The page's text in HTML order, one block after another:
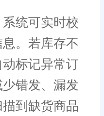
统可实时校
。若库存不
标记异常订
错发、漏发
到缺货商品